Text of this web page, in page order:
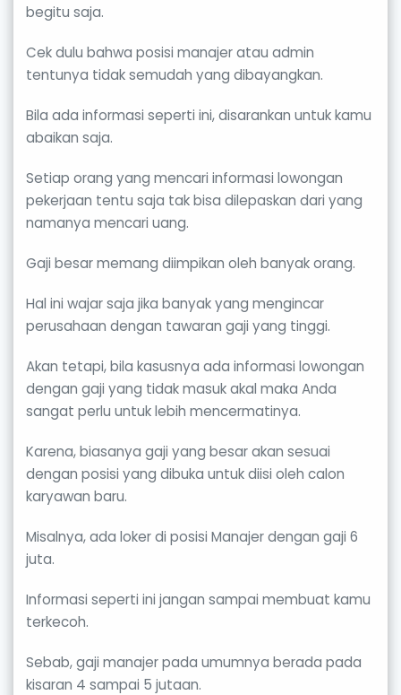
begitu saja.
Cek dulu bahwa posisi manajer atau admin
tentunya tidak semudah yang dibayangkan.
Bila ada informasi seperti ini, disarankan untuk kamu
abaikan saja.
Setiap orang yang mencari informasi lowongan
pekerjaan tentu saja tak bisa dilepaskan dari yang
namanya mencari uang.
Gaji besar memang diimpikan oleh banyak orang.
Hal ini wajar saja jika banyak yang mengincar
perusahaan dengan tawaran gaji yang tinggi.
Akan tetapi, bila kasusnya ada informasi lowongan
dengan gaji yang tidak masuk akal maka Anda
sangat perlu untuk lebih mencermatinya.
Karena, biasanya gaji yang besar akan sesuai
dengan posisi yang dibuka untuk diisi oleh calon
karyawan baru.
Misalnya, ada loker di posisi Manajer dengan gaji 6
juta.
Informasi seperti ini jangan sampai membuat kamu
terkecoh.
Sebab, gaji manajer pada umumnya berada pada
kisaran 4 sampai 5 jutaan.